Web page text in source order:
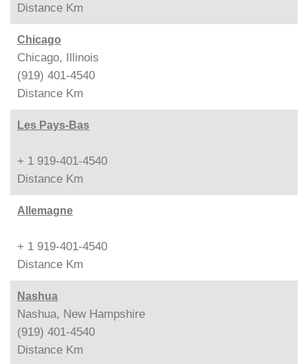
Distance Km
Chicago
Chicago, Illinois
(919) 401-4540
Distance Km
Les Pays-Bas
+ 1 919-401-4540
Distance Km
Allemagne
+ 1 919-401-4540
Distance Km
Nashua
Nashua, New Hampshire
(919) 401-4540
Distance Km